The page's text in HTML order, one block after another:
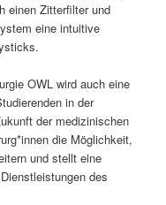
einen Zitterfilter und
eine intuitive
OWL wird auch eine
in der
der medizinischen
die Möglichkeit,
und stellt eine
des